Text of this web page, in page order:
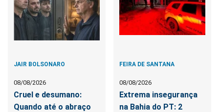
JAIR BOLSONARO
08/08/2026
Cruel e desumano:
Quando até o abraço
FEIRA DE SANTANA
08/08/2026
Extrema insegurança
na Bahia do PT: 2